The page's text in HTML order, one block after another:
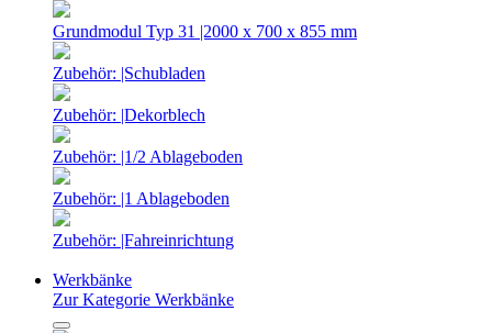
Grundmodul Typ 31 |2000 x 700 x 855 mm
Zubehör: |Schubladen
Zubehör: |Dekorblech
Zubehör: |1/2 Ablageboden
Zubehör: |1 Ablageboden
Zubehör: |Fahreinrichtung
Werkbänke
Zur Kategorie Werkbänke